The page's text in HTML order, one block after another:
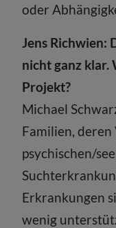
oder
Jens Richwien:
nicht ganz klar.
Projekt?
Michael
Familien,
psychischen/
Erkrankungen
wenig